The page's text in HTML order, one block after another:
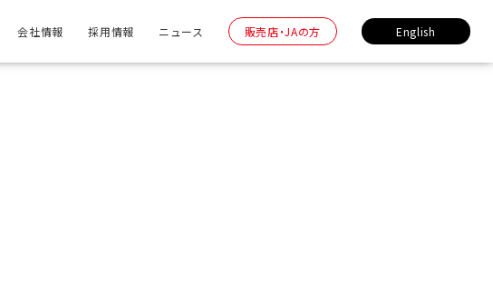
会社情報 採用情報 ニュース 販売店・JAの方 English